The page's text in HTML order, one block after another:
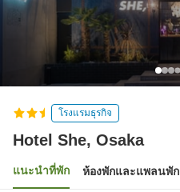
โรงแรมธุรกิจ
Hotel She, Osaka
แนะนำที่พัก ห้องพักและแพลนพัก